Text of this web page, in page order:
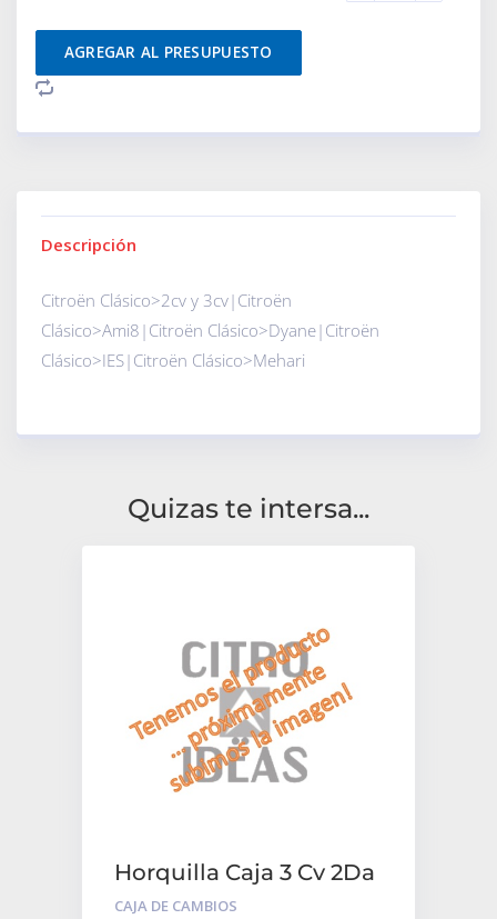
AGREGAR AL PRESUPUESTO
Descripción
Citroën Clásico>2cv y 3cv|Citroën
Clásico>Ami8|Citroën Clásico>Dyane|Citroën
Clásico>IES|Citroën Clásico>Mehari
Quizas te intersa...
Horquilla Caja 3 Cv 2Da
Y 3Ra
CAJA DE CAMBIOS